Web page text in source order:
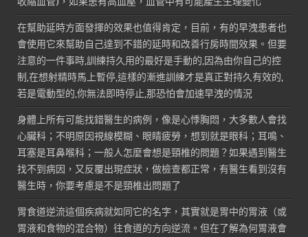
在幫助延時方面發揮的效果也值得肯定，目前，有的早洩患者也
會使用它來幫助自己達到不錯的延時和改善行房時間效果。但要
注意的一件事時,訓練持久用的最好是手動的,因為由你自己的控
制,在想射精時馬上暫停,這樣的漸進訓練才是真正對持久有效的,
若是電動型的,你無法即時停止,那恐怕會加速早洩的情況
身體上所有可能找錯醫生的病例，像是心悸胸悶，大多數人會找
心臟科；不明原因視線模糊、眼睛疲勞，想到就是眼科；耳鳴、
耳塞是耳鼻喉科；一般人怎麼會想是頸椎的問題？如果遇到醫生
找不到病因，又反覆出現症狀，做檢查都正常，有醫生看到沒有
醫生時，你要考慮是不是頸椎出問題了
胃食道逆流這個疾病就如同它的名字，其實就是胃中的胃液（或
胃液和食物的混合物）往食道的方向逆流。但在了解為何胃液會